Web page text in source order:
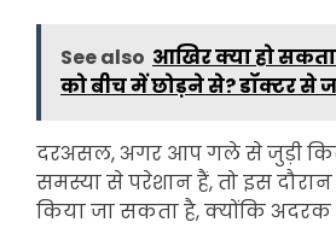
See also आखिर क्या हो
को बीच में छोड़ने से? डॉक्टर से
दरअसल, अगर आप गले से जुड़ी
समस्या से परेशान हैं, तो इस
किया जा सकता है, क्योंकि अदरक